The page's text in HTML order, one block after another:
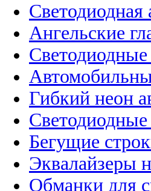
Светодиодная
Ангельские
Гибкий неон
Бегущие
Эквалайзеры
Обманки для